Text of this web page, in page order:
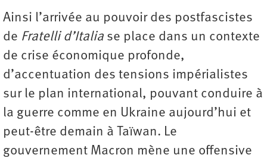
Ainsi l’arrivée au pouvoir des postfascistes
de Fratelli d’Italia se place dans un contexte
de crise économique profonde,
d’accentuation des tensions impérialistes
sur le plan international, pouvant conduire à
la guerre comme en Ukraine aujourd’hui et
peut-être demain à Taïwan. Le
gouvernement Macron mène une offensive